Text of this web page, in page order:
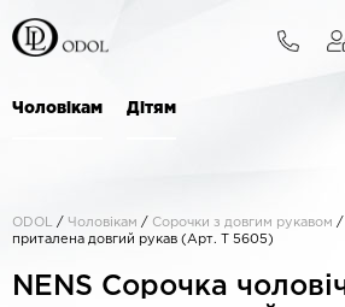
Чоловікам Дітям
ODOL / Чоловікам / Сорочки з довгим рукавом /
приталена довгий рукав (Арт. T 5605)
NENS Сорочка